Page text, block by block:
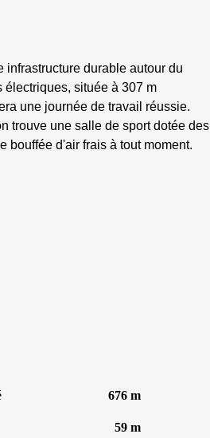
infrastructure durable autour du
électriques, située à 307 m
une journée de travail réussie.
trouve une salle de sport dotée des
bouffée d'air frais à tout moment.
676 m
59 m